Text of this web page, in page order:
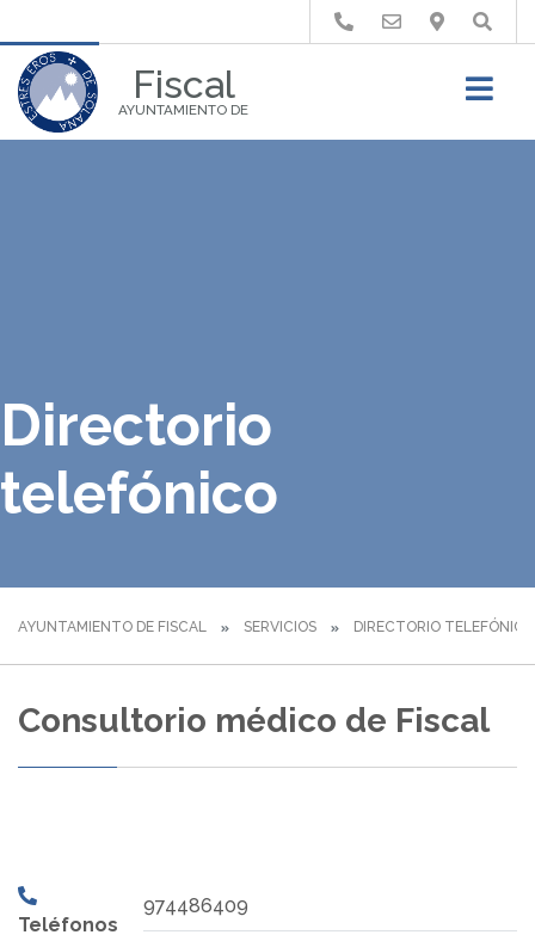
Fiscal
AYUNTAMIENTO DE
Buscar
Directorio
telefónico
AYUNTAMIENTO DE FISCAL SERVICIOS DIRECTORIO TELEFÓNICO
Consultorio médico de Fiscal
Teléfonos
974486409